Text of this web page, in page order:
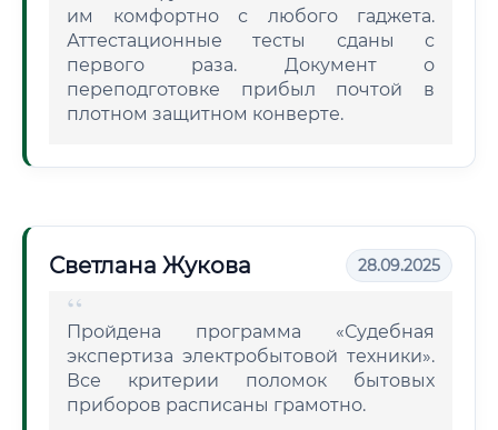
им комфортно с любого гаджета.
Аттестационные тесты сданы с
первого раза. Документ о
переподготовке прибыл почтой в
плотном защитном конверте.
Светлана Жукова 28.09.2025
Пройдена программа «Судебная
экспертиза электробытовой техники».
Все критерии поломок бытовых
приборов расписаны грамотно.